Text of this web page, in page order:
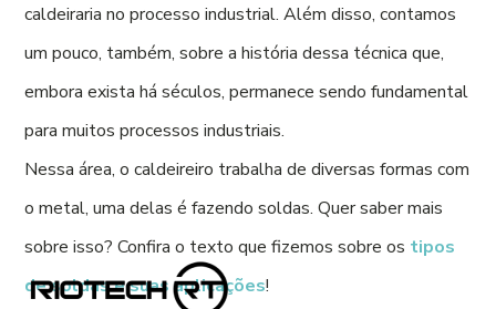
caldeiraria no processo industrial. Além disso, contamos
um pouco, também, sobre a história dessa técnica que,
embora exista há séculos, permanece sendo fundamental
para muitos processos industriais.
Nessa área, o caldeireiro trabalha de diversas formas com
o metal, uma delas é fazendo soldas. Quer saber mais
sobre isso? Confira o texto que fizemos sobre os tipos
de soldas e suas aplicações!